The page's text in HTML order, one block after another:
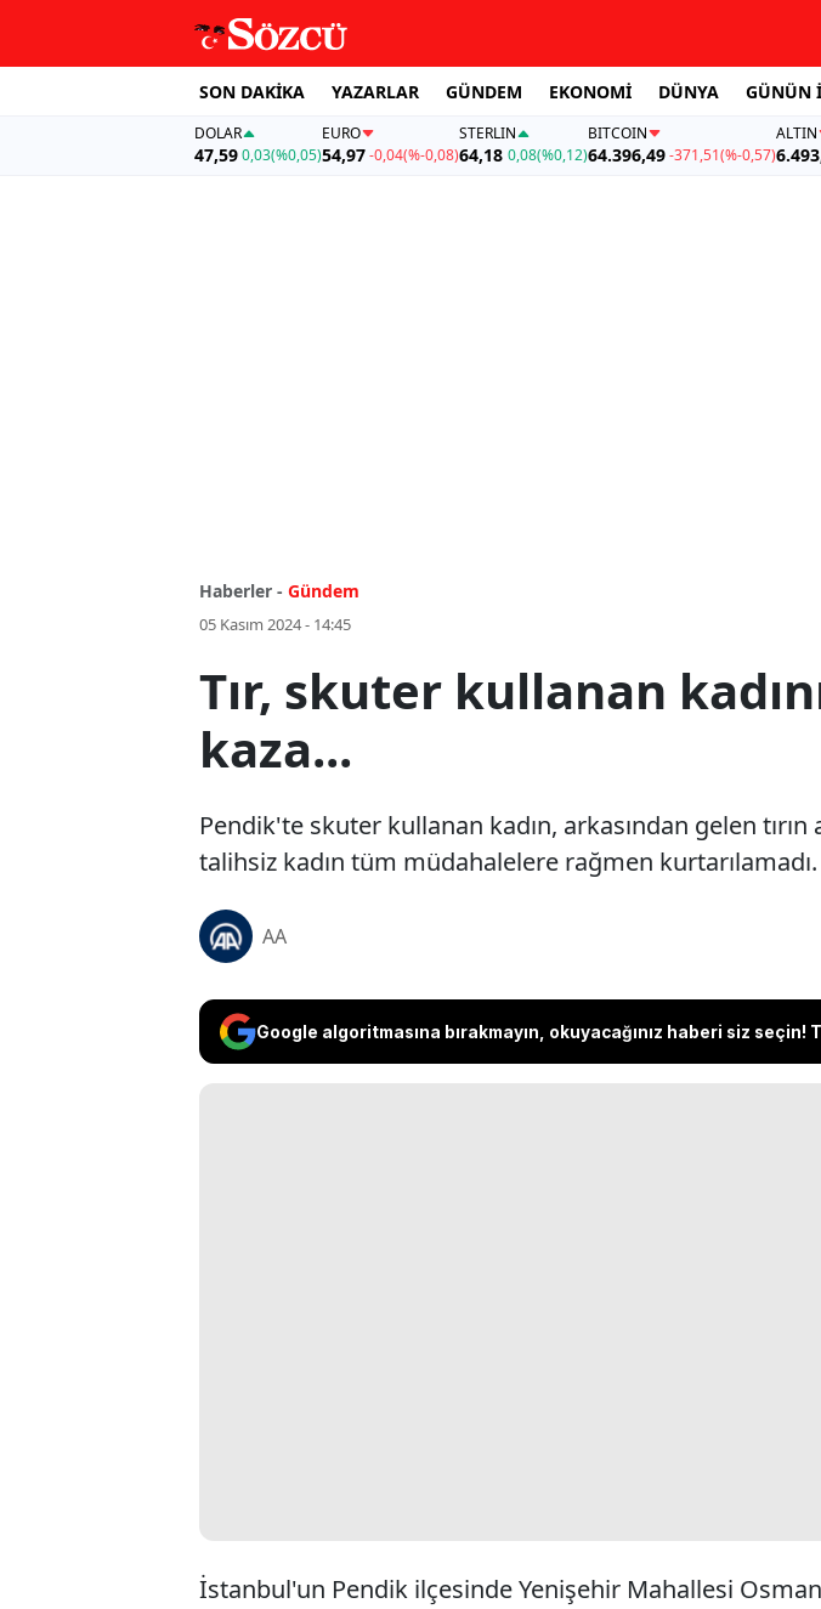
SON DAKİKA YAZARLAR GÜNDEM EKONOMİ DÜNYA GÜNÜN
DOLAR
47,590,03(%0,05)
EURO
54,97 -0,04(%-0,08)
STERLIN
64,18 0,08(%0,12)
BITCOIN
64.396,49-371,51(%-0,57)
ALTIN
Haberler - Gündem
05 Kasım 2024 - 14:45
Tır, skuter kullanan
kaza...
Pendik'te skuter kullanan kadın, arkasından gelen tırın
talihsiz kadın tüm müdahalelere rağmen kurtarılamadı.
AA
Google algoritmasına bırakmayın, okuyacağınız haberi siz seçin!
İstanbul'un Pendik ilçesinde Yenişehir Mahallesi